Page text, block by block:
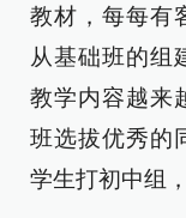
教材，每每有
从基础班的组
教学内容越来
班选拔优秀的
学生打初中组